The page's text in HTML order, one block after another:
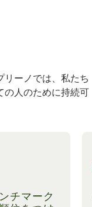
ーノでは、私たち
の人のために持続可
チマーク